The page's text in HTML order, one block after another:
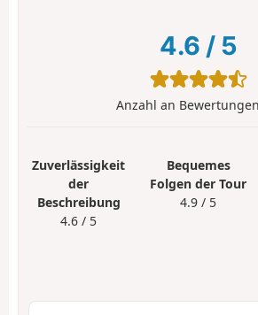
4.6 / 5
Anzahl an
Zuverlässigkeit
der
Beschreibung
4.6 / 5
Bequemes
Folgen der Tour
4.9 / 5